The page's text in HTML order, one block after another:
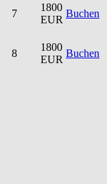
7
1800
EUR
Buchen
8
1800
EUR
Buchen